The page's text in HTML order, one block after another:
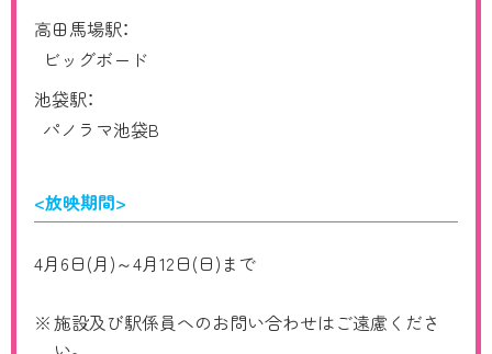
高田馬場駅：
ビッグボード
池袋駅：
パノラマ池袋B
<放映期間>
4月6日(月)～4月12日(日)まで
施設及び駅係員へのお問い合わせはご遠慮くださ